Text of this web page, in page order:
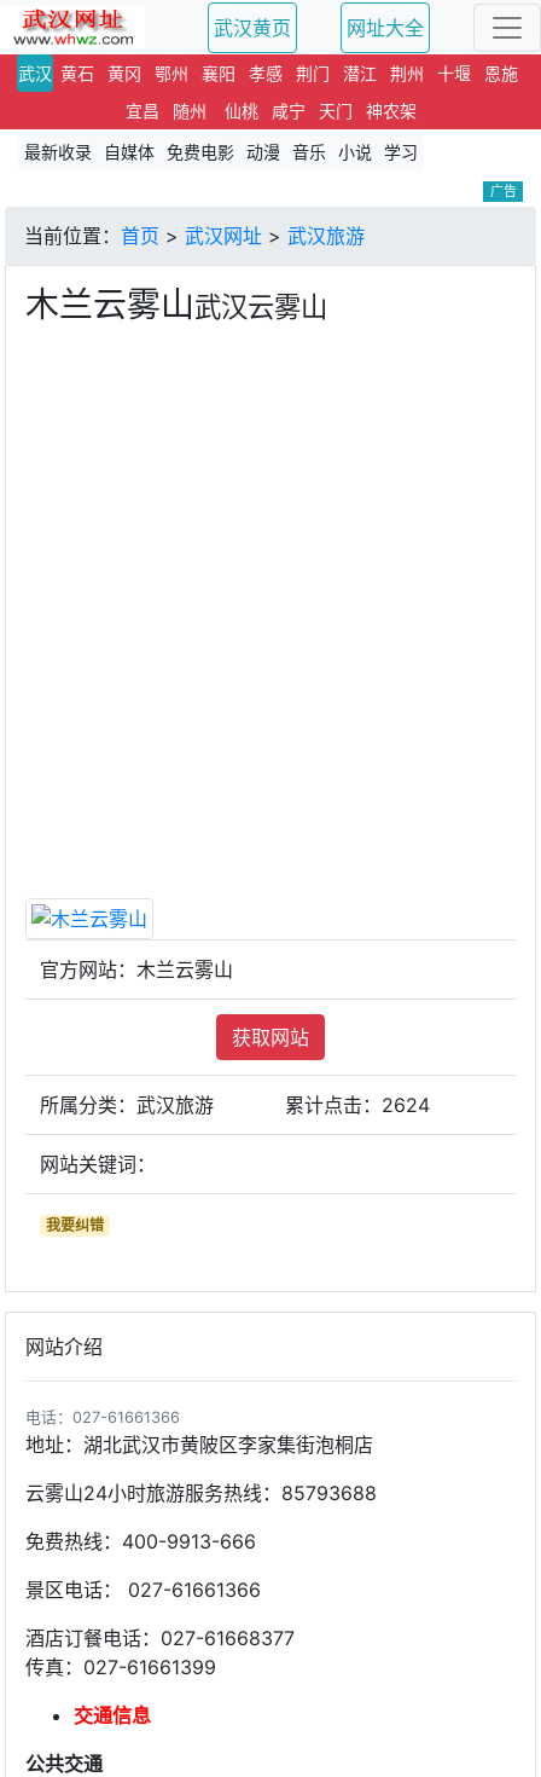
武汉黄页 网址大全
武汉 黄石 黄冈 鄂州 襄阳 孝感 荆门 潜江 荆州 十堰
恩施
宜昌
随州 仙桃 咸宁 天门
神农架
最新收录
自媒体 免费电影 动漫 音乐 小说 学习
广告
当前位置： 首页 > 武汉网址 > 武汉旅游
木兰云雾山武汉云雾山
官方网站：木兰云雾山
获取网站
所属分类：武汉旅游 累计点击： 2624
网站关键词：
我要纠错
网站介绍
电话：027-61661366
地址：湖北武汉市黄陂区李家集街泡桐店
云雾山24小时旅游服务热线：85793688
免费热线：400-9913-666
景区电话： 027-61661366
酒店订餐电话：027-61668377
传真：027-61661399
交通信息
公共交通